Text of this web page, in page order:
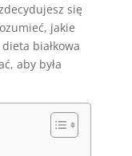
się
jakie
białkowa
aby była